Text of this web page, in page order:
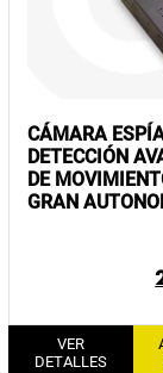
CÁMARA
DETECCIÓN
DE
GRAN
VER
DETALLES